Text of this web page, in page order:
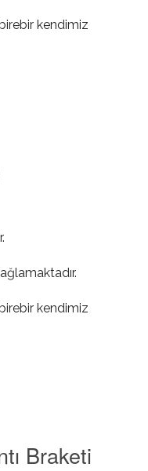
kendimiz
kendimiz
Braketi